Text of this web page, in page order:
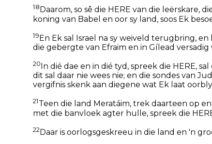
18 Daarom, so sê die HERE van die leërskare,
koning van Babel en oor sy land, soos Ek
19En Ek sal Israel na sy weiveld terugbring, en
die gebergte van Efraim en in Gílead versadig
20 In dié dae en in dié tyd, spreek die HERE,
dit sal daar nie wees nie; en die sondes van
vergifnis skenk aan diegene wat Ek laat
21Teen die land Meratáim, trek daarteen op
met die banvloek agter hulle, spreek die
22Daar is oorlogsgeskreeu in die land en 'n